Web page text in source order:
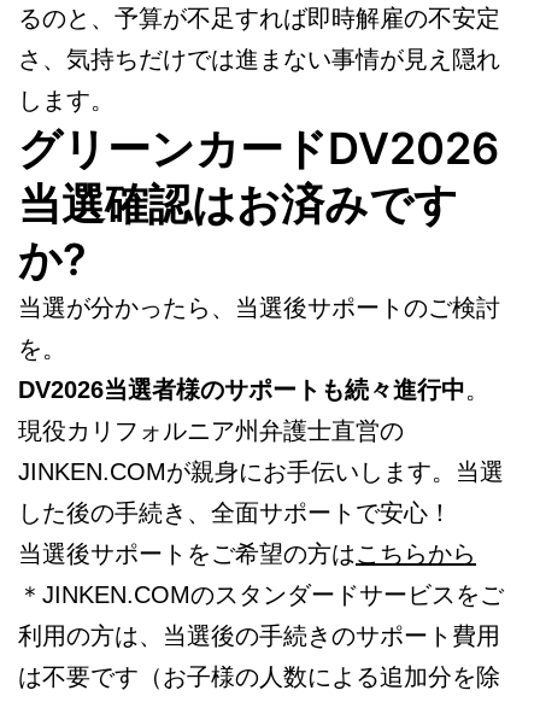
るのと、予算が不足すれば即時解雇の不安定
さ、気持ちだけでは進まない事情が見え隠れ
します。
グリーンカードDV2026
当選確認はお済みです
か?
当選が分かったら、当選後サポートのご検討
を。
DV2026当選者様のサポートも続々進行中。
現役カリフォルニア州弁護士直営の
JINKEN.COMが親身にお手伝いします。当選
した後の手続き、全面サポートで安心！
当選後サポートをご希望の方はこちらから
＊JINKEN.COMのスタンダードサービスをご
利用の方は、当選後の手続きのサポート費用
は不要です（お子様の人数による追加分を除